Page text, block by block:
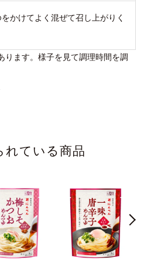
かけてよく混ぜて召し上がりく
ます。様子を見て調理時間を調
れている商品